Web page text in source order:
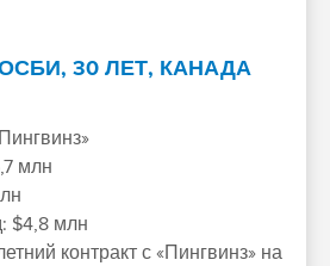
30 ЛЕТ, КАНАДА
млн
$4,8 млн
контракт с «Пингвинз» на